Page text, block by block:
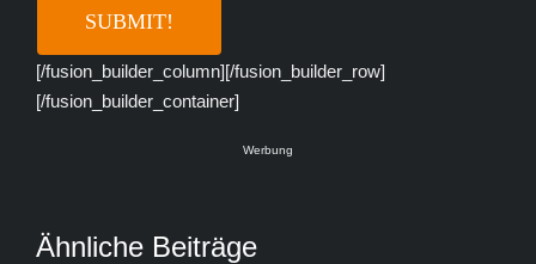
[/fusion_builder_column][/fusion_builder_row]
[/fusion_builder_container]
Werbung
Ähnliche Beiträge